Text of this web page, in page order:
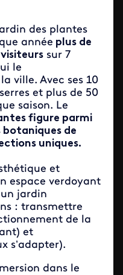
des plantes
année plus de
sur 7
le
ville. Avec ses 10
et plus de 50
saison. Le
figure parmi
botaniques de
uniques.
et
espace verdoyant
jardin
: transmettre
de la
et
s’adapter).
dans le